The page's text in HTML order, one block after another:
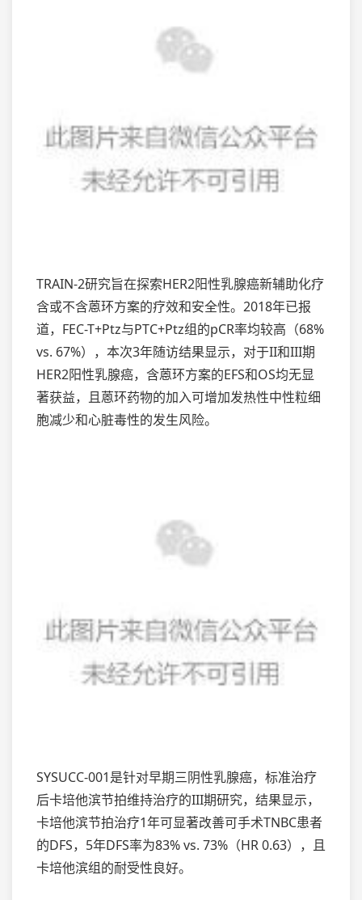
TRAIN-2研究旨在探索HER2阳性乳腺癌新辅助化疗
含或不含蒽环方案的疗效和安全性。2018年已报
道，FEC-T+Ptz与PTC+Ptz组的pCR率均较高（68%
vs. 67%），本次3年随访结果显示，对于II和III期
HER2阳性乳腺癌，含蒽环方案的EFS和OS均无显
著获益，且蒽环药物的加入可增加发热性中性粒细
胞减少和心脏毒性的发生风险。
SYSUCC-001是针对早期三阴性乳腺癌，标准治疗
后卡培他滨节拍维持治疗的III期研究，结果显示，
卡培他滨节拍治疗1年可显著改善可手术TNBC患者
的DFS，5年DFS率为83% vs. 73%（HR 0.63），且
卡培他滨组的耐受性良好。